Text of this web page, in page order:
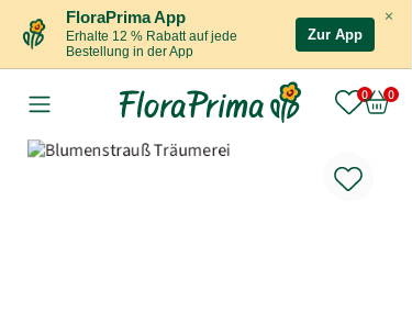
×
FloraPrima App
Erhalte 12 % Rabatt auf jede
Bestellung in der App
Zur App